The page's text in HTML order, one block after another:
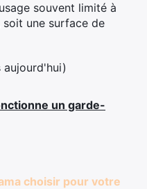
souvent limité à
une surface de
aujourd'hui)
un garde-
choisir pour votre